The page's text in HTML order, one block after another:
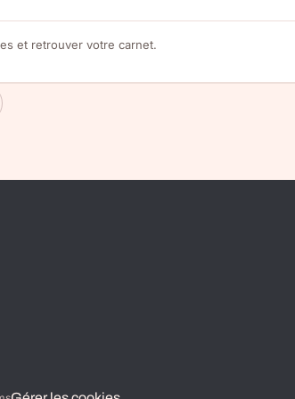
et retrouver votre carnet.